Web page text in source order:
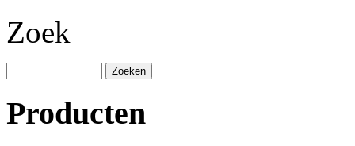
Zoek
Producten